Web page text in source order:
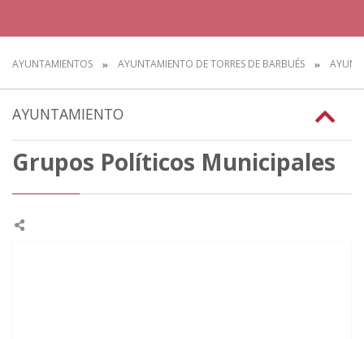
AYUNTAMIENTOS AYUNTAMIENTO DE TORRES DE BARBUÉS
AYUNTAMIENTO
Grupos Políticos Municipales